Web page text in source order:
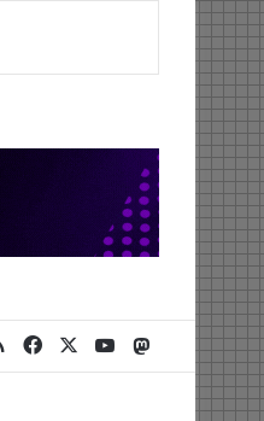
RSS Facebook YouTubeMastodon